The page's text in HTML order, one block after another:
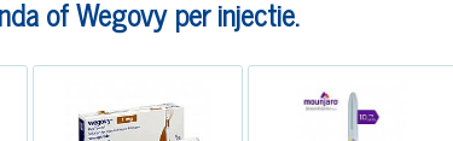
of Wegovy per injectie.